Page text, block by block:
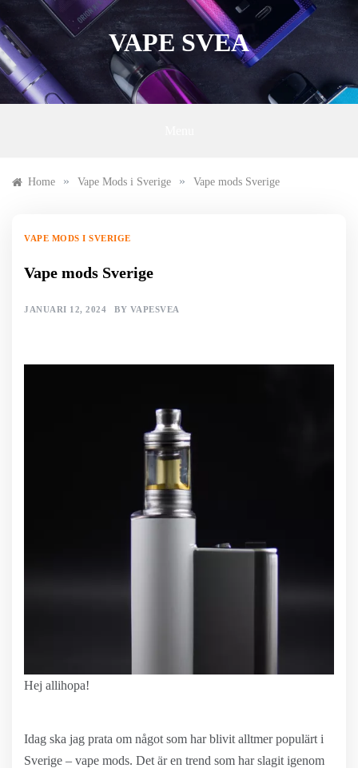
to
content
VAPE SVEA
Home » Vape Mods i Sverige » Vape mods Sverige
VAPE MODS I SVERIGE
Vape mods Sverige
JANUARI 12, 2024 BY VAPESVEA
Hej allihopa!
Idag ska jag prata om något som har blivit alltmer populärt i
Sverige – vape mods. Det är en trend som har slagit igenom